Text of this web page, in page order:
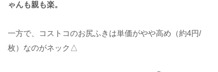
ゃんも親も楽。
一方で、コストコのお尻ふきは単価がやや高め（約4円/
枚）なのがネック△